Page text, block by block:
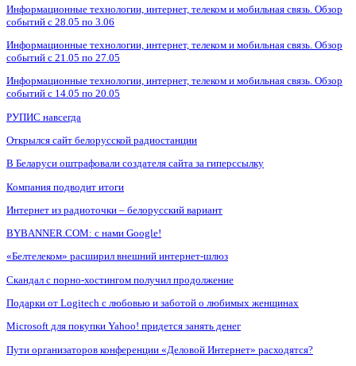
Информационные технологии, интернет, телеком и мобильная связь. Обзор
событий с 28.05 по 3.06
Информационные технологии, интернет, телеком и мобильная связь. Обзор
событий с 21.05 по 27.05
Информационные технологии, интернет, телеком и мобильная связь. Обзор
событий с 14.05 по 20.05
РУПИС навсегда
Открылся сайт белорусской радиостанции
В Беларуси оштрафовали создателя сайта за гиперссылку
Компания подводит итоги
Интернет из радиоточки – белорусский вариант
BYBANNER.COM: c нами Google!
«Белтелеком» расширил внешний интернет-шлюз
Скандал с порно-хостингом получил продолжение
Подарки от Logitech с любовью и заботой о любимых женщинах
Microsoft для покупки Yahoo! придется занять денег
Пути организаторов конференции «Деловой Интернет» расходятся?